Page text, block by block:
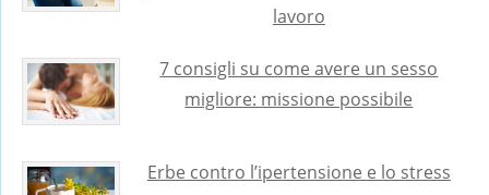
lavoro
7 consigli su come avere un sesso
migliore: missione possibile
Erbe contro l’ipertensione e lo stress